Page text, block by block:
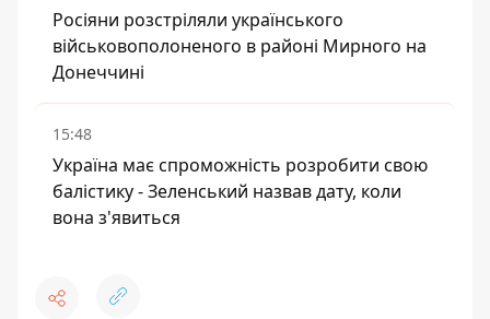
Росіяни розстріляли українського
військовополоненого в районі Мирного на
Донеччині
15:48
Україна має спроможність розробити свою
балістику - Зеленський назвав дату, коли
вона з'явиться